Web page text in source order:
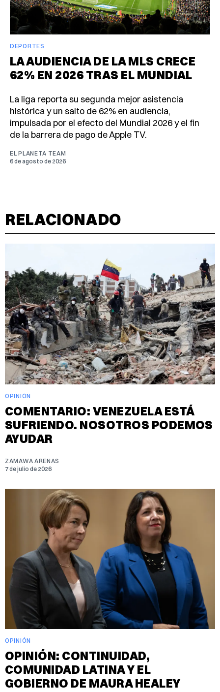
DEPORTES
LA AUDIENCIA DE LA MLS CRECE
62% EN 2026 TRAS EL MUNDIAL
La liga reporta su segunda mejor asistencia
histórica y un salto de 62% en audiencia,
impulsada por el efecto del Mundial 2026 y el fin
de la barrera de pago de Apple TV.
EL PLANETA TEAM
6 de agosto de 2026
RELACIONADO
OPINIÓN
COMENTARIO: VENEZUELA ESTÁ
SUFRIENDO. NOSOTROS PODEMOS
AYUDAR
ZAMAWA ARENAS
7 de julio de 2026
OPINIÓN
OPINIÓN: CONTINUIDAD,
COMUNIDAD LATINA Y EL
GOBIERNO DE MAURA HEALEY